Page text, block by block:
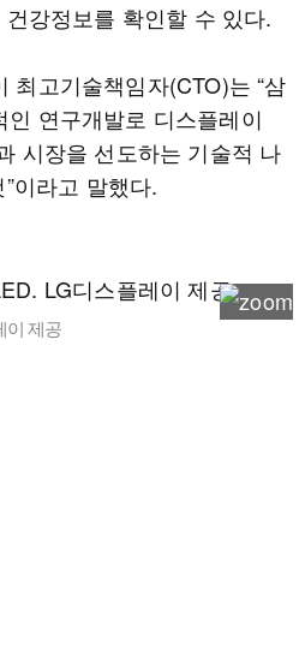
강정보를 확인할 수 있다.
최고기술책임자(CTO)는 “삼
연구개발로 디스플레이
시장을 선도하는 기술적 나
이라고 말했다.
이 제공